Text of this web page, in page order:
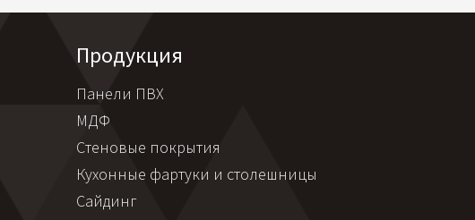
Продукция
Панели ПВХ
МДФ
Стеновые покрытия
Кухонные фартуки и столешницы
Сайдинг